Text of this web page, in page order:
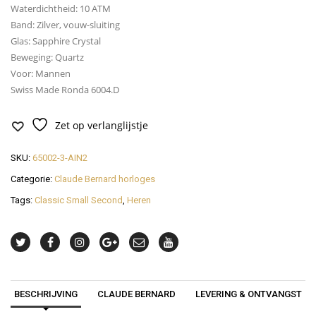
Waterdichtheid: 10 ATM
Band: Zilver, vouw-sluiting
Glas: Sapphire Crystal
Beweging: Quartz
Voor: Mannen
Swiss Made Ronda 6004.D
Zet op verlanglijstje
SKU: 65002-3-AIN2
Categorie: Claude Bernard horloges
Tags: Classic Small Second, Heren
BESCHRIJVING CLAUDE BERNARD LEVERING & ONTVANGST